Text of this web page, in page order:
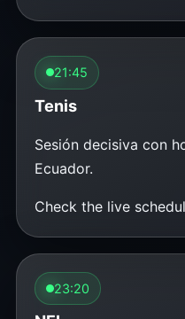
21:45
Tenis
Sesión decisiva con
Ecuador.
Check the live
23:20